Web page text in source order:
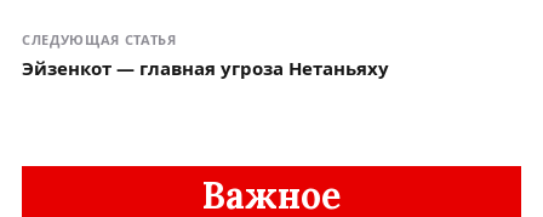
СЛЕДУЮЩАЯ СТАТЬЯ
Эйзенкот — главная угроза Нетаньяху
Важное